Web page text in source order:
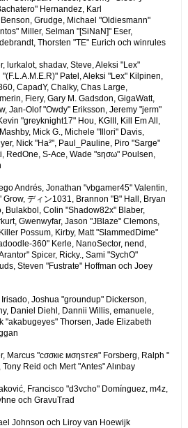
Hernandez, Karl
Grudge, Michael "Oldiesmann"
Miller, Selman "[SiNaN]" Eser,
Thorsten "TE" Eurich och winrules
lurkalot, shadav, Steve, Aleksi "Lex"
Patel, Aleksi "Lex" Kilpinen,
CapadY, Chalky, Chas Large,
Fiery, Gary M. Gadsdon, GigaWatt,
Jan-Olof "Owdy" Eriksson, Jeremy "jerm"
"greyknight17" Hou, KGIII, Kill Em All,
Mick G., Michele "Illori" Davis,
Nick "Ha²", Paul_Pauline, Piro "Sarge"
RedOne, S-Ace, Wade "sησω" Poulsen,
Andrés, Jonathan "vbgamer45" Valentin,
ディン1031, Brannon "B" Hall, Bryan
Bulakbol, Colin "Shadow82x" Blaber,
Gwenwyfar, Jason "JBlaze" Clemons,
Possum, Kirby, Matt "SlammedDime"
360" Kerle, NanoSector, nend,
Spicer, Ricky., Sami "SychO"
Steven "Fustrate" Hoffman och Joey
Joshua "groundup" Dickerson,
Daniel Diehl, Dannii Willis, emanuele,
"akabugeyes" Thorsen, Jade Elizabeth
Marcus "cσσкιє мσηѕтєя" Forsberg, Ralph "
Reid och Mert "Antes" Alınbay
Francisco "d3vcho" Domínguez, m4z,
och GravuTrad
Johnson och Liroy van Hoewijk